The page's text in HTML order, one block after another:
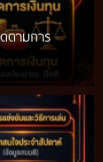
ตามการ